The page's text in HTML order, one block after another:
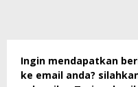
Ingin mendapatkan
ke email anda?